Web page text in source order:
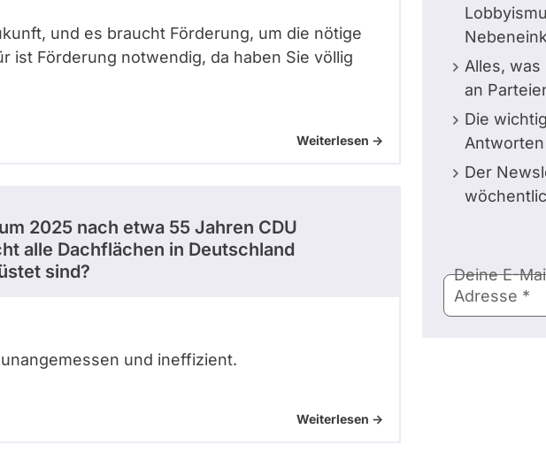
und es braucht Förderung, um die nötige
ist Förderung notwendig, da haben Sie völlig
Weiterlesen ->
2025 nach etwa 55 Jahren CDU
alle Dachflächen in Deutschland
sind?
und ineffizient.
Weiterlesen ->
Alles,
an
Die
Der
Mail-
Adresse
Deine E-
Adresse